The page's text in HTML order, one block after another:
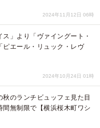
2024年11月12日 06時
」より「ヴァイングート・
ピエール・リュック・レヴ
2024年10月24日 01時
のランチビュッフェ見た目
間無制限で【横浜桜木町ワシ